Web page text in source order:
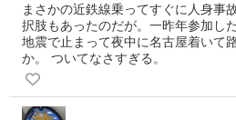
まさかの近鉄線乗ってすぐに人身事
択肢もあったのだが。一昨年参加し
地震で止まって夜中に名古屋着いて
か。 ついてなさすぎる。